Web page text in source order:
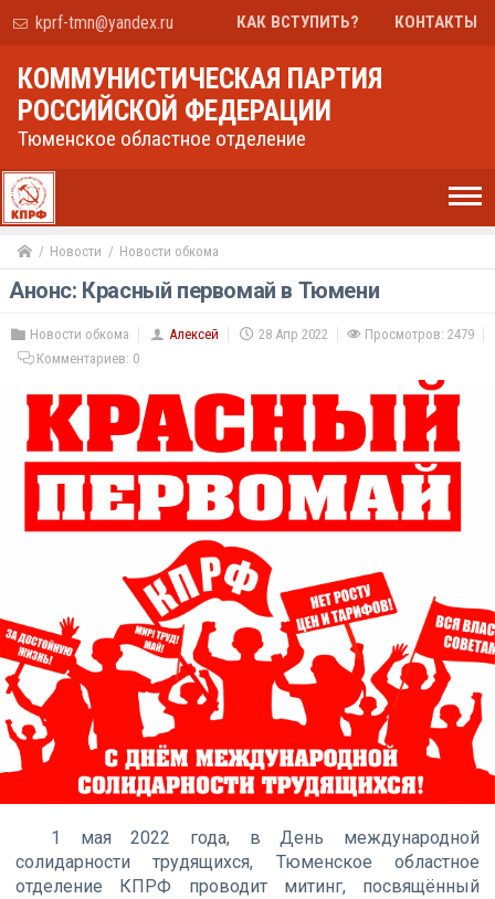
kprf-tmn@yandex.ru КАК ВСТУПИТЬ? КОНТАКТЫ
КОММУНИСТИЧЕСКАЯ ПАРТИЯ
РОССИЙСКОЙ ФЕДЕРАЦИИ
Тюменское областное отделение
Новости Новости обкома
Анонс: Красный первомай в Тюмени
Новости обкома Алексей 28 Апр 2022
Просмотров: 2479
Комментариев: 0
1 мая 2022 года, в День международной
солидарности трудящихся, Тюменское областное
отделение КПРФ проводит митинг, посвящённый